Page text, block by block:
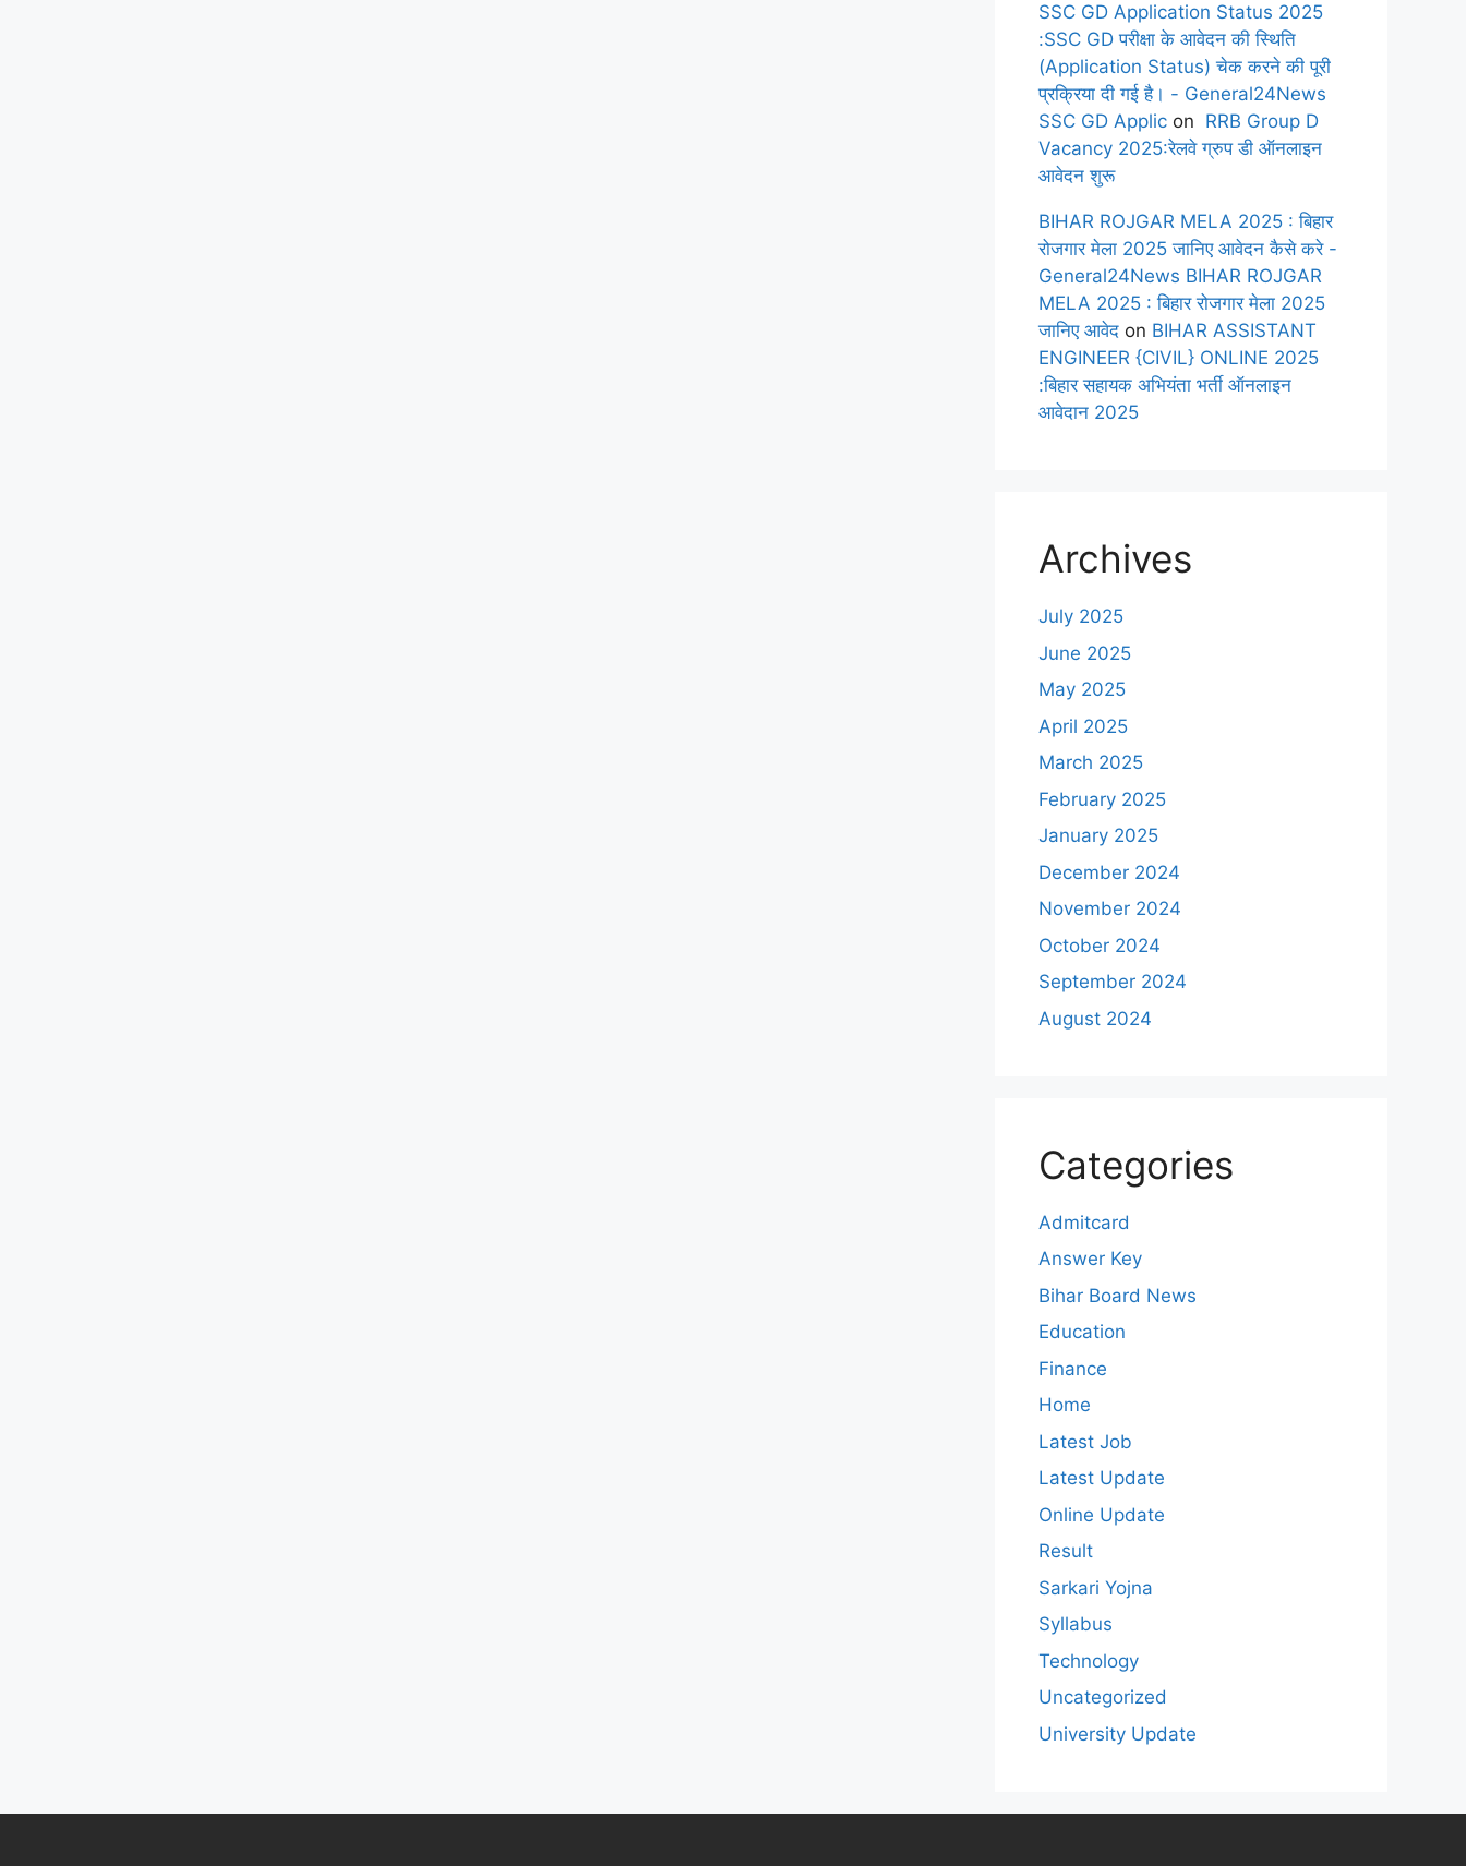
SSC GD Application Status 2025
:SSC GD परीक्षा के आवेदन की स्थिति
(Application Status) चेक करने की पूरी
प्रक्रिया दी गई है। - General24News
SSC GD Applic on RRB Group D
Vacancy 2025:रेलवे ग्रुप डी ऑनलाइन
आवेदन शुरू
BIHAR ROJGAR MELA 2025 : बिहार
रोजगार मेला 2025 जानिए आवेदन कैसे करे -
General24News BIHAR ROJGAR
MELA 2025 : बिहार रोजगार मेला 2025
जानिए आवेद on BIHAR ASSISTANT
ENGINEER {CIVIL} ONLINE 2025
:बिहार सहायक अभियंता भर्ती ऑनलाइन
आवेदान 2025
Archives
July 2025
June 2025
May 2025
April 2025
March 2025
February 2025
January 2025
December 2024
November 2024
October 2024
September 2024
August 2024
Categories
Admitcard
Answer Key
Bihar Board News
Education
Finance
Home
Latest Job
Latest Update
Online Update
Result
Sarkari Yojna
Syllabus
Technology
Uncategorized
University Update